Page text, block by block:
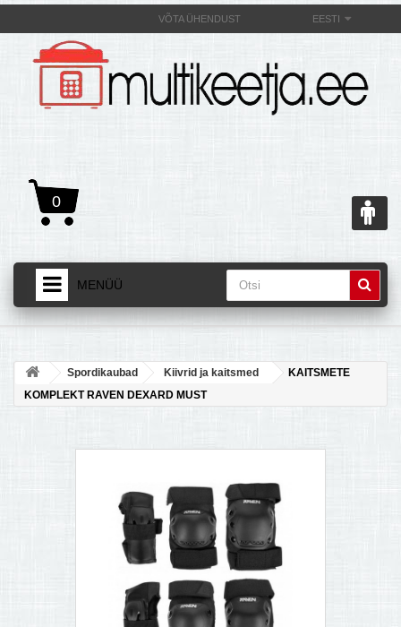
EESTI
VÕTA ÜHENDUST
0
MENÜÜ
+
TOOTED
MULTIKEETJAST JA SELLE OMADUSEST
BOONUSPROGRAMM
Spordikaubad Kiivrid ja kaitsmed
KAITSMETE
KOMPLEKT RAVEN DEXARD MUST